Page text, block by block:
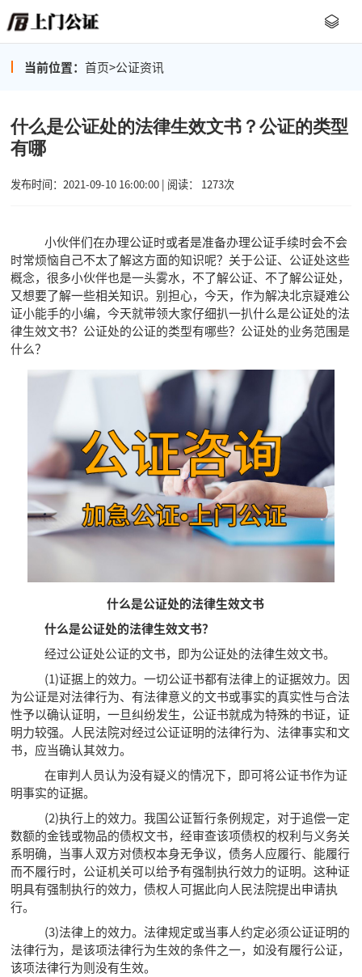
当前位置： 首页>公证资讯
什么是公证处的法律生效文书？公证的类型
有哪
发布时间：2021-09-10 16:00:00 | 阅读： 1273次
小伙伴们在办理公证时或者是准备办理公证手续时会不会
时常烦恼自己不太了解这方面的知识呢？关于公证、公证处这些
概念，很多小伙伴也是一头雾水，不了解公证、不了解公证处，
又想要了解一些相关知识。别担心，今天，作为解决北京疑难公
证小能手的小编，今天就带领大家仔细扒一扒什么是公证处的法
律生效文书？公证处的公证的类型有哪些？公证处的业务范围是
什么？
什么是公证处的法律生效文书
什么是公证处的法律生效文书？
经过公证处公证的文书，即为公证处的法律生效文书。
(1)证据上的效力。一切公证书都有法律上的证据效力。因
为公证是对法律行为、有法律意义的文书或事实的真实性与合法
性予以确认证明，一旦纠纷发生，公证书就成为特殊的书证，证
明力较强。人民法院对经过公证证明的法律行为、法律事实和文
书，应当确认其效力。
在审判人员认为没有疑义的情况下，即可将公证书作为证
明事实的证据。
(2)执行上的效力。我国公证暂行条例规定，对于追偿一定
数额的金钱或物品的债权文书，经审查该项债权的权利与义务关
系明确，当事人双方对债权本身无争议，债务人应履行、能履行
而不履行时，公证机关可以给予有强制执行效力的证明。这种证
明具有强制执行的效力，债权人可据此向人民法院提出申请执
行。
(3)法律上的效力。法律规定或当事人约定必须公证证明的
法律行为，是该项法律行为生效的条件之一，如没有履行公证，
该项法律行为则没有生效。